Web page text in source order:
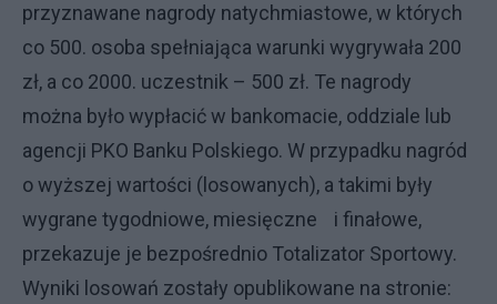
przyznawane nagrody natychmiastowe, w których
co 500. osoba spełniająca warunki wygrywała 200
zł, a co 2000. uczestnik – 500 zł. Te nagrody
można było wypłacić w bankomacie, oddziale lub
agencji PKO Banku Polskiego. W przypadku nagród
o wyższej wartości (losowanych), a takimi były
wygrane tygodniowe, miesięczne i finałowe,
przekazuje je bezpośrednio Totalizator Sportowy.
Wyniki losowań zostały opublikowane na stronie: